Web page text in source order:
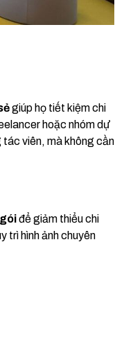
giúp họ tiết kiệm chi
hoặc nhóm dự
viên, mà không cần
để giảm thiểu chi
trì hình ảnh chuyên